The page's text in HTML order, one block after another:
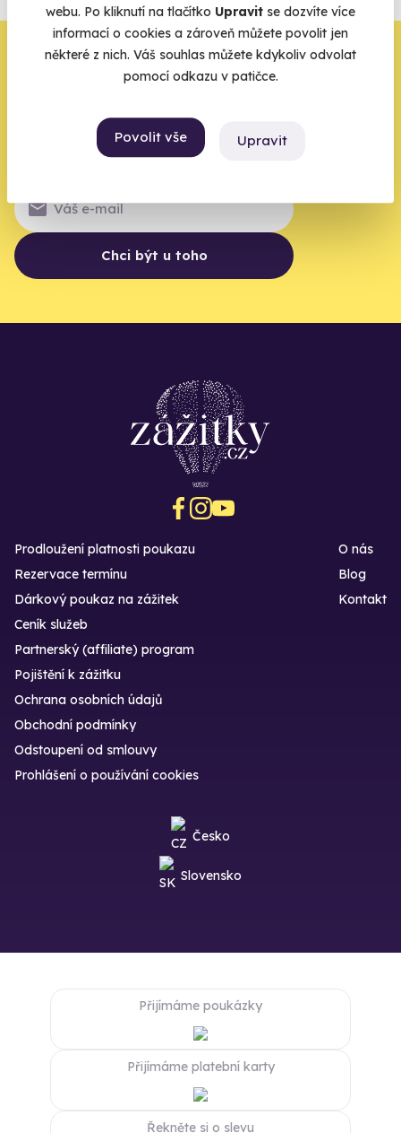
webu. Po kliknutí na tlačítko Upravit se dozvíte více
informací o cookies a zároveň můžete povolit jen
některé z nich. Váš souhlas můžete kdykoliv odvolat
pomocí odkazu v patičce.
Povolit vše Upravit
Vše o pojištění
Zbývá jeden krok,
Váš e-mail je vstupenka do světa, kde se žije naplno. Pojďte
Chci být u toho
Prodloužení platnosti poukazu
Rezervace termínu
Dárkový poukaz na zážitek
O nás
Blog
Kontakt
Ceník služeb
Partnerský (affiliate) program
Pojištění k zážitku
Ochrana osobních údajů
Obchodní podmínky
Odstoupení od smlouvy
Prohlášení o používání cookies
Česko
Slovensko
Přijímáme poukázky
Přijímáme platební karty
Řekněte si o slevu